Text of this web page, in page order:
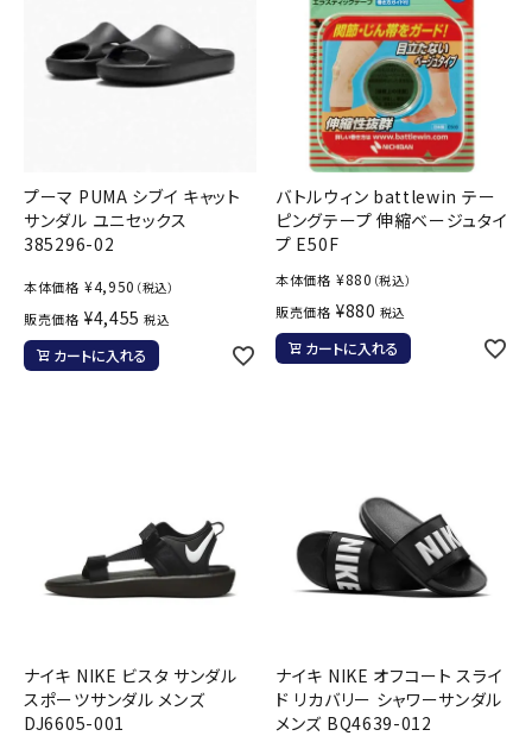
プーマ PUMA シブイ キャット
サンダル ユニセックス
385296-02
本体価格 ¥4,950 （税込）
販売価格 ¥4,455 税込
カートに入れる
バトルウィン battlewin テー
ピングテープ 伸縮ベージュタイ
プ E50F
本体価格 ¥880 （税込）
販売価格 ¥880 税込
カートに入れる
ナイキ NIKE ビスタ サンダル
スポーツサンダル メンズ
DJ6605-001
ナイキ NIKE オフコート スライ
ド リカバリー シャワーサンダル
メンズ BQ4639-012